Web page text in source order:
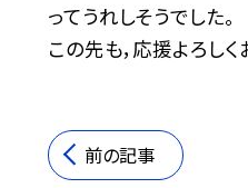
ってうれしそうでした。
この先も，応援よろしく
前の記事